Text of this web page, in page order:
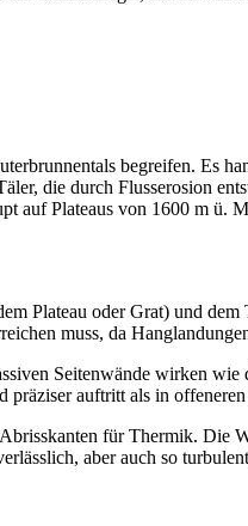
begreifen. Es
die durch Flusserosion
auf Plateaus von 1600 m ü.
Plateau oder Grat) und
muss, da
Seitenwände wirken
präziser auftritt als in
für Thermik. Die
aber auch so